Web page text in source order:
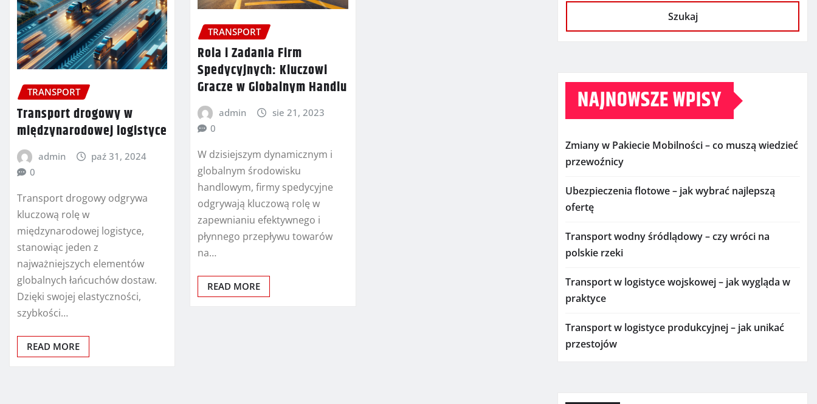
TRANSPORT
Transport drogowy w
międzynarodowej logistyce
admin
paź 31, 2024
0
Transport drogowy odgrywa
kluczową rolę w
międzynarodowej logistyce,
stanowiąc jeden z
najważniejszych elementów
globalnych łańcuchów dostaw.
Dzięki swojej elastyczności,
szybkości…
READ MORE
TRANSPORT
Rola i Zadania Firm
Spedycyjnych: Kluczowi
Gracze w Globalnym Handlu
admin
sie 21, 2023
0
W dzisiejszym dynamicznym i
globalnym środowisku
handlowym, firmy spedycyjne
odgrywają kluczową rolę w
zapewnianiu efektywnego i
płynnego przepływu towarów
na…
READ MORE
Szukaj
NAJNOWSZE WPISY
Zmiany w Pakiecie Mobilności – co muszą wiedzieć
przewoźnicy
Ubezpieczenia flotowe – jak wybrać najlepszą
ofertę
Transport wodny śródlądowy – czy wróci na
polskie rzeki
Transport w logistyce wojskowej – jak wygląda w
praktyce
Transport w logistyce produkcyjnej – jak unikać
przestojów